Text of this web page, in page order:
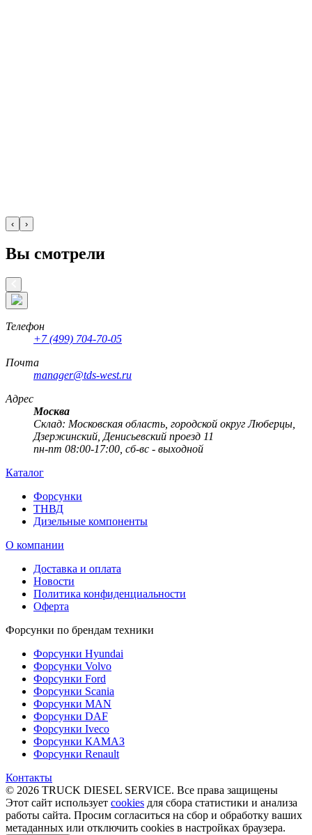
‹ ›
Вы смотрели
Телефон
+7 (499) 704-70-05
Почта
manager@tds-west.ru
Адрес
Москва
Cклад: Московская область, городской округ Люберцы,
Дзержинский, Денисьевский проезд 11
пн-пт 08:00-17:00, сб-вс - выходной
Каталог
Форсунки
ТНВД
Дизельные компоненты
О компании
Доставка и оплата
Новости
Политика конфиденциальности
Оферта
Форсунки по брендам техники
Форсунки Hyundai
Форсунки Volvo
Форсунки Ford
Форсунки Scania
Форсунки MAN
Форсунки DAF
Форсунки Iveco
Форсунки КАМАЗ
Форсунки Renault
Контакты
© 2026 TRUCK DIESEL SERVICE. Все права защищены
Этот сайт использует cookies для сбора статистики и анализа
работы сайта. Просим согласиться на сбор и обработку ваших
метаданных или отключить cookies в настройках браузера.